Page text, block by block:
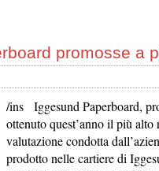
promosse a
/ins Iggesund Paperboard,
ottenuto quest’anno il più
valutazione condotta
prodotto nelle cartiere di